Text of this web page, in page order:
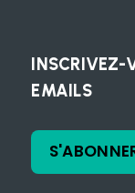
INSCRIVEZ-
EMAILS